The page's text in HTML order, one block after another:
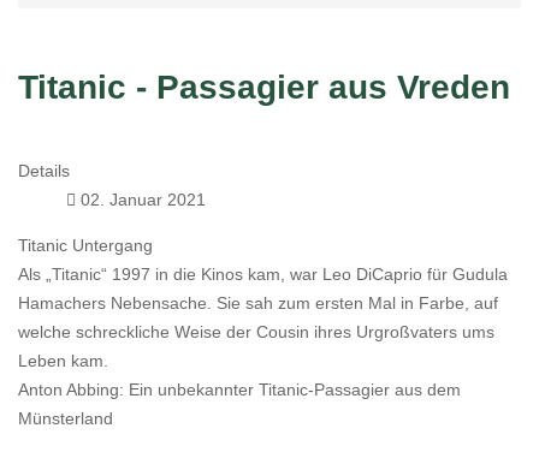
Titanic - Passagier aus Vreden
Details
02. Januar 2021
Titanic Untergang
Als „Titanic“ 1997 in die Kinos kam, war Leo DiCaprio für Gudula
Hamachers Nebensache. Sie sah zum ersten Mal in Farbe, auf
welche schreckliche Weise der Cousin ihres Urgroßvaters ums
Leben kam.
Anton Abbing: Ein unbekannter Titanic-Passagier aus dem
Münsterland